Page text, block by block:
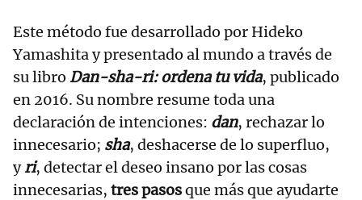
Este método fue desarrollado por Hideko
Yamashita y presentado al mundo a través de
su libro Dan-sha-ri: ordena tu vida, publicado
en 2016. Su nombre resume toda una
declaración de intenciones: dan, rechazar lo
innecesario; sha, deshacerse de lo superfluo,
yri, detectar el deseo insano por las cosas
innecesarias, tres pasosque más que ayudarte